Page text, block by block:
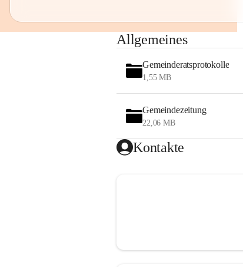
Allgemeines
Gemeinderatsprotokolle
1,55 MB
Gemeindezeitung
22,06 MB
Kontakte